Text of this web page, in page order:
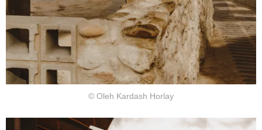
© Oleh Kardash Horlay